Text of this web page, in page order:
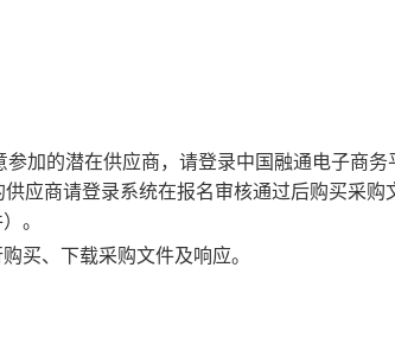
参加的潜在供应商，请登录中国融通电子商务
供应商请登录系统在报名审核通过后购买采购
。
买、下载采购文件及响应。